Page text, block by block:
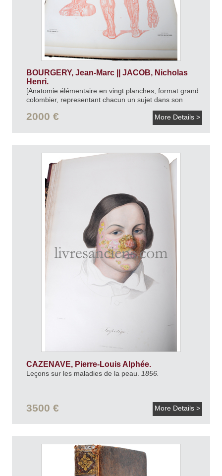
BOURGERY, Jean-Marc || JACOB, Nicholas
Henri.
[Anatomie élémentaire en vingt planches, format grand
colombier, representant chacun un sujet dans son
[1854].
2000 € More Details >
CAZENAVE, Pierre-Louis Alphée.
Leçons sur les maladies de la peau. 1856.
3500 € More Details >